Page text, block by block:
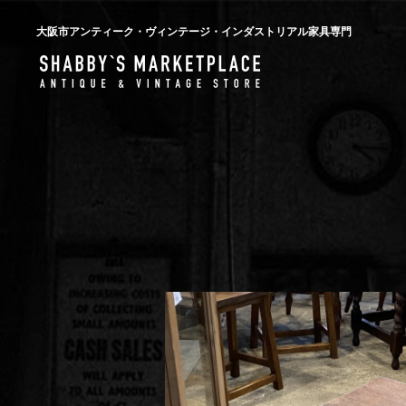
大阪市アンティーク・ヴィンテージ・インダストリアル家具専門